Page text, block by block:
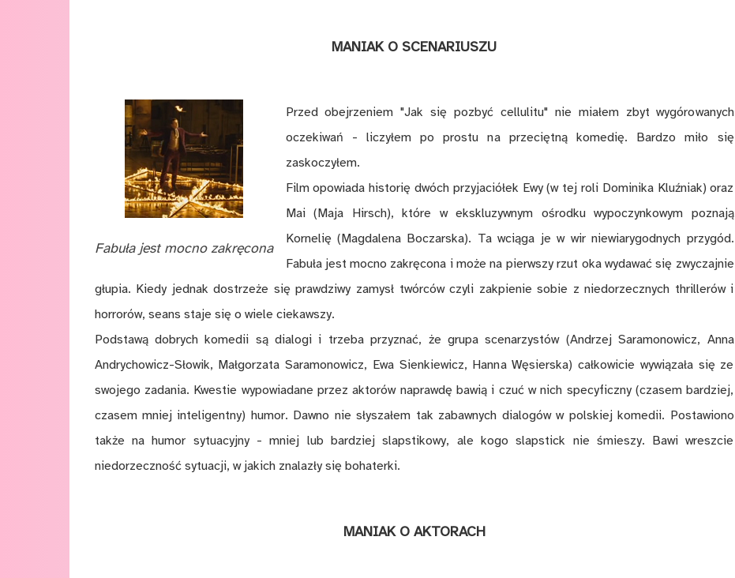
MANIAK O SCENARIUSZU
Fabuła jest mocno zakręcona
Przed obejrzeniem "Jak się pozbyć cellulitu" nie miałem zbyt wygórowanych
oczekiwań - liczyłem po prostu na przeciętną komedię. Bardzo miło się
zaskoczyłem.
Film opowiada historię dwóch przyjaciółek Ewy (w tej roli Dominika Kluźniak) oraz
Mai (Maja Hirsch), które w ekskluzywnym ośrodku wypoczynkowym poznają
Kornelię (Magdalena Boczarska). Ta wciąga je w wir niewiarygodnych przygód.
Fabuła jest mocno zakręcona i może na pierwszy rzut oka wydawać się zwyczajnie
głupia. Kiedy jednak dostrzeże się prawdziwy zamysł twórców czyli zakpienie sobie z niedorzecznych thrillerów i
horrorów, seans staje się o wiele ciekawszy.
Podstawą dobrych komedii są dialogi i trzeba przyznać, że grupa scenarzystów (Andrzej Saramonowicz, Anna
Andrychowicz-Słowik, Małgorzata Saramonowicz, Ewa Sienkiewicz, Hanna Węsierska) całkowicie wywiązała się ze
swojego zadania. Kwestie wypowiadane przez aktorów naprawdę bawią i czuć w nich specyficzny (czasem bardziej,
czasem mniej inteligentny) humor. Dawno nie słyszałem tak zabawnych dialogów w polskiej komedii. Postawiono
także na humor sytuacyjny - mniej lub bardziej slapstikowy, ale kogo slapstick nie śmieszy. Bawi wreszcie
niedorzeczność sytuacji, w jakich znalazły się bohaterki.
MANIAK O AKTORACH